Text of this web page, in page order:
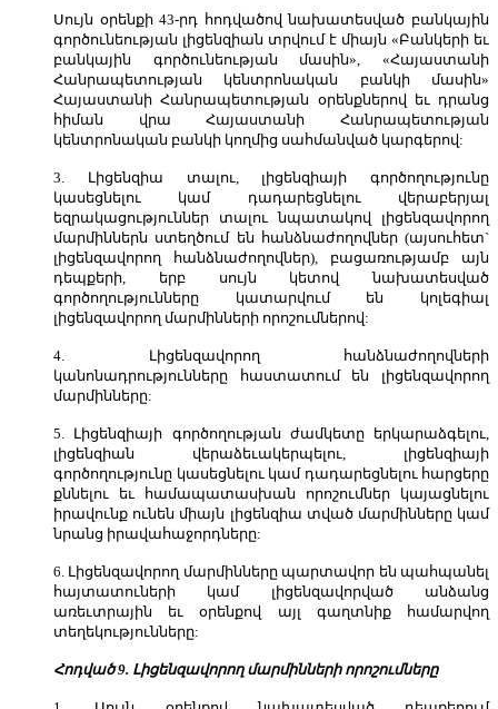
Սույն օրենքի 43-րդ հոդվածով նախատեսված բանկային
գործունեության լիցենզիան տրվում է միայն «Բանկերի եւ
բանկային գործունեության մասին», «Հայաստանի
Հանրապետության կենտրոնական բանկի մասին»
Հայաստանի Հանրապետության օրենքներով եւ դրանց
հիման վրա Հայաստանի Հանրապետության
կենտրոնական բանկի կողմից սահմանված կարգերով:
3. Լիցենզիա տալու, լիցենզիայի գործողությունը
կասեցնելու կամ դադարեցնելու վերաբերյալ
եզրակացություններ տալու նպատակով լիցենզավորող
մարմիններն ստեղծում են հանձնաժողովներ (այսուհետ`
լիցենզավորող հանձնաժողովներ), բացառությամբ այն
դեպքերի, երբ սույն կետով նախատեսված
գործողությունները կատարվում են կոլեգիալ
լիցենզավորող մարմինների որոշումներով:
4. Լիցենզավորող հանձնաժողովների
կանոնադրությունները հաստատում են լիցենզավորող
մարմինները:
5. Լիցենզիայի գործողության ժամկետը երկարաձգելու,
լիցենզիան վերաձեւակերպելու, լիցենզիայի
գործողությունը կասեցնելու կամ դադարեցնելու հարցերը
քննելու եւ համապատասխան որոշումներ կայացնելու
իրավունք ունեն միայն լիցենզիա տված մարմինները կամ
նրանց իրավահաջորդները:
6. Լիցենզավորող մարմինները պարտավոր են պահպանել
հայտատուների կամ լիցենզավորված անձանց
առեւտրային եւ օրենքով այլ գաղտնիք համարվող
տեղեկությունները:
Հոդված 9. Լիցենզավորող մարմինների որոշումները